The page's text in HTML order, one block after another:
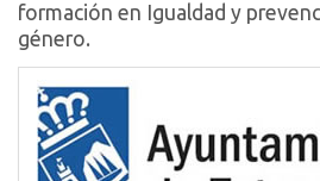
formación en Igualdad y
género.